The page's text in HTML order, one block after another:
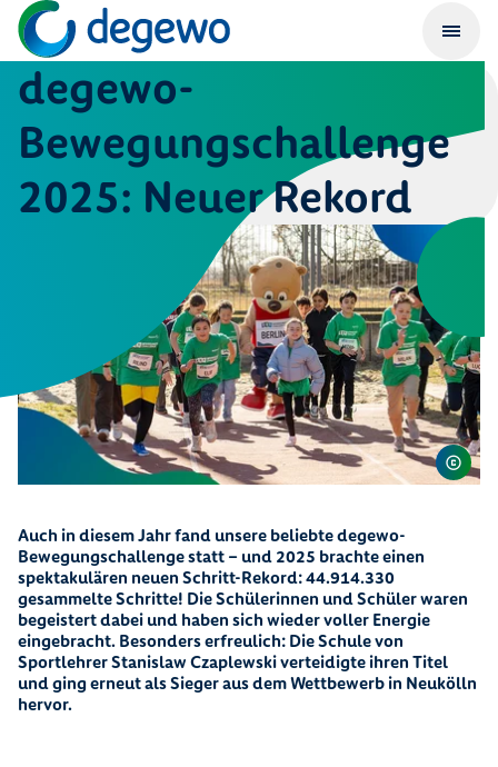
degewo-
Bewegungschallenge
2025: Neuer Rekord
Auch in diesem Jahr fand unsere beliebte degewo-
Bewegungschallenge statt – und 2025 brachte einen
spektakulären neuen Schritt-Rekord: 44.914.330
gesammelte Schritte! Die Schülerinnen und Schüler waren
begeistert dabei und haben sich wieder voller Energie
eingebracht. Besonders erfreulich: Die Schule von
Sportlehrer Stanislaw Czaplewski verteidigte ihren Titel
und ging erneut als Sieger aus dem Wettbewerb in Neukölln
hervor.